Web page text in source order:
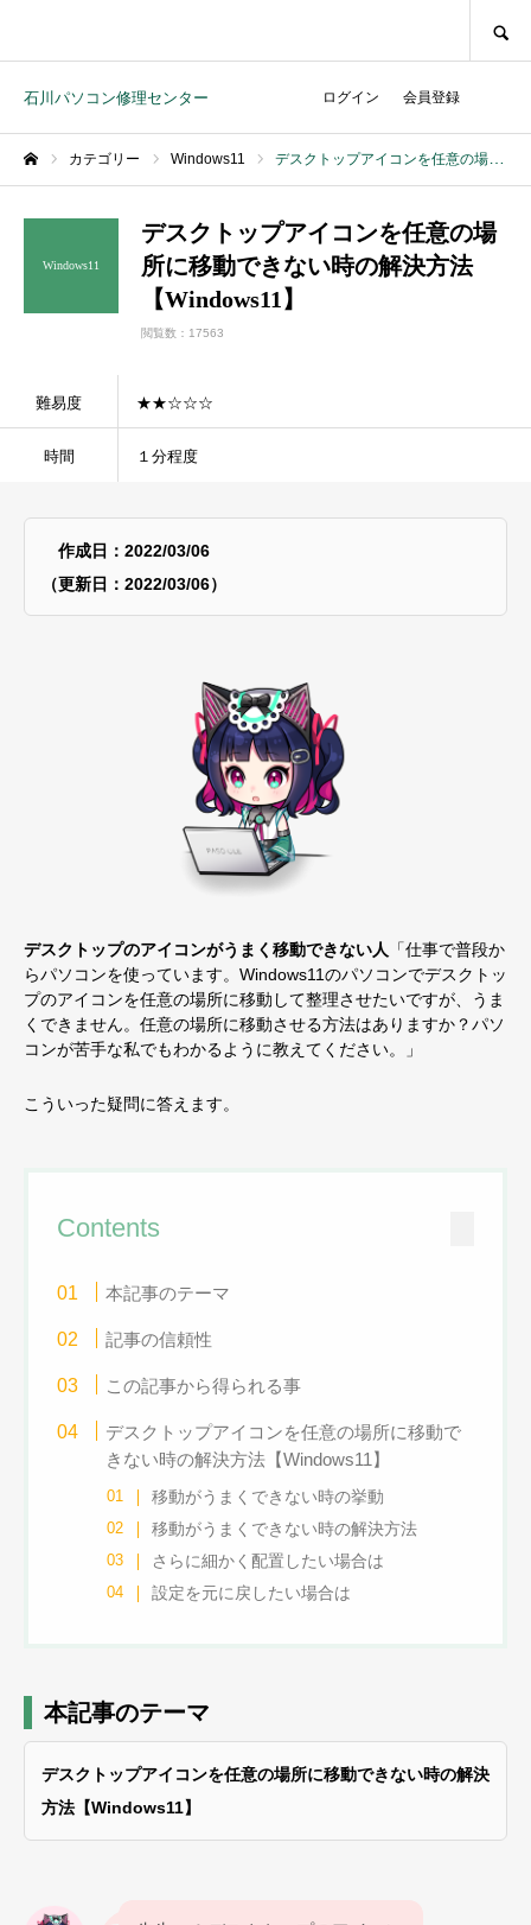
石川パソコン修理センター ログイン 会員登録
カテゴリー Windows11 デスクトップアイコンを任意の場所に移動できない時の解決方法【Windows11】
Windows11
デスクトップアイコンを任意の場
所に移動できない時の解決方法
【Windows11】
閲覧数：17563
難易度 ★★☆☆☆
時間 １分程度
作成日：2022/03/06
（更新日：2022/03/06）
デスクトップのアイコンがうまく移動できない人 「仕事で普段か
らパソコンを使っています。Windows11のパソコンでデスクトッ
プのアイコンを任意の場所に移動して整理させたいですが、うま
くできません。任意の場所に移動させる方法はありますか？パソ
コンが苦手な私でもわかるように教えてください。」
こういった疑問に答えます。
Contents
本記事のテーマ
記事の信頼性
この記事から得られる事
デスクトップアイコンを任意の場所に移動で
きない時の解決方法【Windows11】
移動がうまくできない時の挙動
移動がうまくできない時の解決方法
さらに細かく配置したい場合は
設定を元に戻したい場合は
本記事のテーマ
デスクトップアイコンを任意の場所に移動できない時の解決
方法【Windows11】